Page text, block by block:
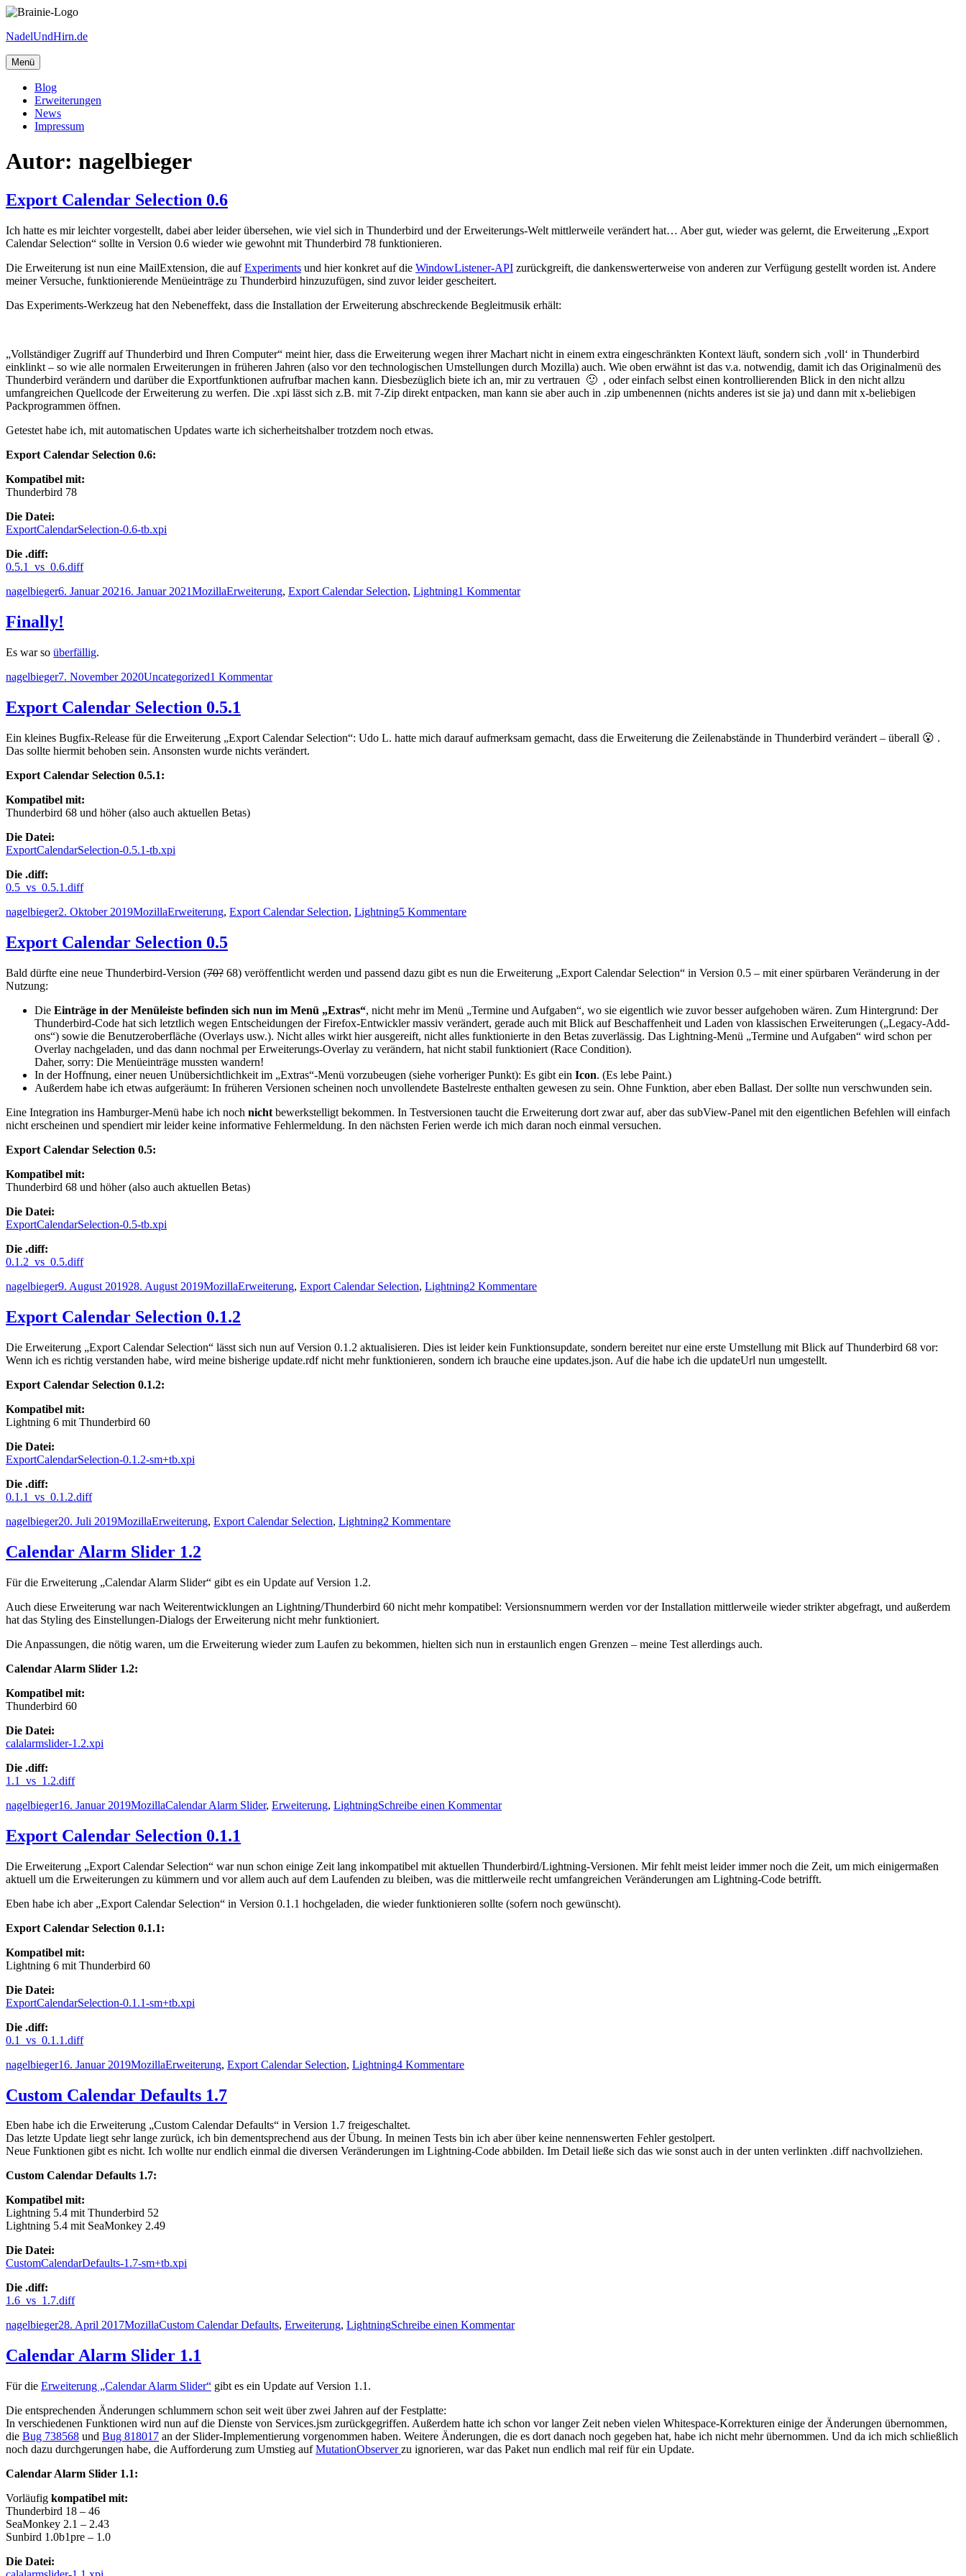
Zum
springen
NadelUndHirn.de
Menü
Blog
Erweiterungen
News
Impressum
Autor: nagelbieger
Export Calendar Selection 0.6
Ich hatte es mir leichter vorgestellt, dabei aber leider übersehen, wie viel sich in Thunderbird und der Erweiterungs-Welt mittlerweile verändert hat… Aber gut, wieder was gelernt, die Erweiterung „Export
Calendar Selection“ sollte in Version 0.6 wieder wie gewohnt mit Thunderbird 78 funktionieren.
Die Erweiterung ist nun eine MailExtension, die aufExperiments und hier konkret auf die WindowListener-API zurückgreift, die dankenswerterweise von anderen zur Verfügung gestellt worden ist. Andere
meiner Versuche, funktionierende Menüeinträge zu Thunderbird hinzuzufügen, sind zuvor leider gescheitert.
Das Experiments-Werkzeug hat den Nebeneffekt, dass die Installation der Erweiterung abschreckende Begleitmusik erhält:
„Vollständiger Zugriff auf Thunderbird und Ihren Computer“ meint hier, dass die Erweiterung wegen ihrer Machart nicht in einem extra eingeschränkten Kontext läuft, sondern sich ‚voll‘ in Thunderbird
einklinkt – so wie alle normalen Erweiterungen in früheren Jahren (also vor den technologischen Umstellungen durch Mozilla) auch. Wie oben erwähnt ist das v.a. notwendig, damit ich das Originalmenü des
Thunderbird verändern und darüber die Exportfunktionen aufrufbar machen kann. Diesbezüglich biete ich an, mir zu vertrauen 🙂 , oder einfach selbst einen kontrollierenden Blick in den nicht allzu
umfangreichen Quellcode der Erweiterung zu werfen. Die .xpi lässt sich z.B. mit 7-Zip direkt entpacken, man kann sie aber auch in .zip umbenennen (nichts anderes ist sie ja) und dann mit x-beliebigen
Packprogrammen öffnen.
Getestet habe ich, mit automatischen Updates warte ich sicherheitshalber trotzdem noch etwas.
Export Calendar Selection 0.6:
Kompatibel mit:
Thunderbird 78
Die Datei:
ExportCalendarSelection-0.6-tb.xpi
Die .diff:
0.5.1_vs_0.6.diff
Autor
nagelbiegerVeröffentlicht
6. Januar 20216. Januar 2021Kategorien
MozillaSchlagwörter
Erweiterung, Export Calendar Selection, Lightning1 Kommentarzu
Finally!
Es war so überfällig.
Autor
nagelbiegerVeröffentlicht
7. November 2020Kategorien
Uncategorized1 Kommentarzu
Export Calendar Selection 0.5.1
Ein kleines Bugfix-Release für die Erweiterung „Export Calendar Selection“: Udo L. hatte mich darauf aufmerksam gemacht, dass die Erweiterung die Zeilenabstände in Thunderbird verändert – überall 😮 .
Das sollte hiermit behoben sein. Ansonsten wurde nichts verändert.
Export Calendar Selection 0.5.1:
Kompatibel mit:
Thunderbird 68 und höher (also auch aktuellen Betas)
Die Datei:
ExportCalendarSelection-0.5.1-tb.xpi
Die .diff:
0.5_vs_0.5.1.diff
Autor
nagelbiegerVeröffentlicht
2. Oktober 2019Kategorien
MozillaSchlagwörter
Erweiterung, Export Calendar Selection, Lightning5 Kommentarezu
Export Calendar Selection 0.5
Bald dürfte eine neue Thunderbird-Version (70? 68) veröffentlicht werden und passend dazu gibt es nun die Erweiterung „Export Calendar Selection“ in Version 0.5 – mit einer spürbaren Veränderung in der
Nutzung:
Die Einträge in der Menüleiste befinden sich nun im Menü „Extras“, nicht mehr im Menü „Termine und Aufgaben“, wo sie eigentlich wie zuvor besser aufgehoben wären. Zum Hintergrund: Der
Thunderbird-Code hat sich letztlich wegen Entscheidungen der Firefox-Entwickler massiv verändert, gerade auch mit Blick auf Beschaffenheit und Laden von klassischen Erweiterungen („Legacy-Add-
ons“) sowie die Benutzeroberfläche (Overlays usw.). Nicht alles wirkt hier ausgereift, nicht alles funktionierte in den Betas zuverlässig. Das Lightning-Menü „Termine und Aufgaben“ wird schon per
Overlay nachgeladen, und das dann nochmal per Erweiterungs-Overlay zu verändern, hat nicht stabil funktioniert (Race Condition).
Daher, sorry: Die Menüeinträge mussten wandern!
In der Hoffnung, einer neuen Unübersichtlichkeit im „Extras“-Menü vorzubeugen (siehe vorheriger Punkt): Es gibt ein Icon. (Es lebe Paint.)
Außerdem habe ich etwas aufgeräumt: In früheren Versionen scheinen noch unvollendete Bastelreste enthalten gewesen zu sein. Ohne Funktion, aber eben Ballast. Der sollte nun verschwunden sein.
Eine Integration ins Hamburger-Menü habe ich noch nicht bewerkstelligt bekommen. In Testversionen taucht die Erweiterung dort zwar auf, aber das subView-Panel mit den eigentlichen Befehlen will einfach
nicht erscheinen und spendiert mir leider keine informative Fehlermeldung. In den nächsten Ferien werde ich mich daran noch einmal versuchen.
Export Calendar Selection 0.5:
Kompatibel mit:
Thunderbird 68 und höher (also auch aktuellen Betas)
Die Datei:
ExportCalendarSelection-0.5-tb.xpi
Die .diff:
0.1.2_vs_0.5.diff
Autor
nagelbiegerVeröffentlicht
9. August 201928. August 2019Kategorien
MozillaSchlagwörter
Erweiterung, Export Calendar Selection, Lightning2 Kommentarezu
Export Calendar Selection 0.1.2
Die Erweiterung „Export Calendar Selection“ lässt sich nun auf Version 0.1.2 aktualisieren. Dies ist leider kein Funktionsupdate, sondern bereitet nur eine erste Umstellung mit Blick auf Thunderbird 68 vor:
Wenn ich es richtig verstanden habe, wird meine bisherige update.rdf nicht mehr funktionieren, sondern ich brauche eine updates.json. Auf die habe ich die updateUrl nun umgestellt.
Export Calendar Selection 0.1.2:
Kompatibel mit:
Lightning 6 mit Thunderbird 60
Die Datei:
ExportCalendarSelection-0.1.2-sm+tb.xpi
Die .diff:
0.1.1_vs_0.1.2.diff
Autor
nagelbiegerVeröffentlicht
20. Juli 2019Kategorien
MozillaSchlagwörter
Erweiterung, Export Calendar Selection, Lightning2 Kommentarezu
Calendar Alarm Slider 1.2
Für die Erweiterung „Calendar Alarm Slider“ gibt es ein Update auf Version 1.2.
Auch diese Erweiterung war nach Weiterentwicklungen an Lightning/Thunderbird 60 nicht mehr kompatibel: Versionsnummern werden vor der Installation mittlerweile wieder strikter abgefragt, und außerdem
hat das Styling des Einstellungen-Dialogs der Erweiterung nicht mehr funktioniert.
Die Anpassungen, die nötig waren, um die Erweiterung wieder zum Laufen zu bekommen, hielten sich nun in erstaunlich engen Grenzen – meine Test allerdings auch.
Calendar Alarm Slider 1.2:
Kompatibel mit:
Thunderbird 60
Die Datei:
calalarmslider-1.2.xpi
Die .diff:
1.1_vs_1.2.diff
Autor
nagelbiegerVeröffentlicht
16. Januar 2019Kategorien
MozillaSchlagwörter
Calendar Alarm Slider, Erweiterung, LightningSchreibe einen Kommentarzu
Export Calendar Selection 0.1.1
Die Erweiterung „Export Calendar Selection“ war nun schon einige Zeit lang inkompatibel mit aktuellen Thunderbird/Lightning-Versionen. Mir fehlt meist leider immer noch die Zeit, um mich einigermaßen
aktuell um die Erweiterungen zu kümmern und vor allem auch auf dem Laufenden zu bleiben, was die mittlerweile recht umfangreichen Veränderungen am Lightning-Code betrifft.
Eben habe ich aber „Export Calendar Selection“ in Version 0.1.1 hochgeladen, die wieder funktionieren sollte (sofern noch gewünscht).
Export Calendar Selection 0.1.1:
Kompatibel mit:
Lightning 6 mit Thunderbird 60
Die Datei:
ExportCalendarSelection-0.1.1-sm+tb.xpi
Die .diff:
0.1_vs_0.1.1.diff
Autor
nagelbiegerVeröffentlicht
16. Januar 2019Kategorien
MozillaSchlagwörter
Erweiterung, Export Calendar Selection, Lightning4 Kommentarezu
Custom Calendar Defaults 1.7
Eben habe ich die Erweiterung „Custom Calendar Defaults“ in Version 1.7 freigeschaltet.
Das letzte Update liegt sehr lange zurück, ich bin dementsprechend aus der Übung. In meinen Tests bin ich aber über keine nennenswerten Fehler gestolpert.
Neue Funktionen gibt es nicht. Ich wollte nur endlich einmal die diversen Veränderungen im Lightning-Code abbilden. Im Detail ließe sich das wie sonst auch in der unten verlinkten .diff nachvollziehen.
Custom Calendar Defaults 1.7:
Kompatibel mit:
Lightning 5.4 mit Thunderbird 52
Lightning 5.4 mit SeaMonkey 2.49
Die Datei:
CustomCalendarDefaults-1.7-sm+tb.xpi
Die .diff:
1.6_vs_1.7.diff
Autor
nagelbiegerVeröffentlicht
28. April 2017Kategorien
MozillaSchlagwörter
Custom Calendar Defaults, Erweiterung, LightningSchreibe einen Kommentarzu
Calendar Alarm Slider 1.1
Für die Erweiterung „Calendar Alarm Slider“ gibt es ein Update auf Version 1.1.
Die entsprechenden Änderungen schlummern schon seit weit über zwei Jahren auf der Festplatte:
In verschiedenen Funktionen wird nun auf die Dienste von Services.jsm zurückgegriffen. Außerdem hatte ich schon vor langer Zeit neben vielen Whitespace-Korrekturen einige der Änderungen übernommen,
die Bug 738568 und Bug 818017 an der Slider-Implementierung vorgenommen haben. Weitere Änderungen, die es dort danach noch gegeben hat, habe ich nicht mehr übernommen. Und da ich mich schließlich
noch dazu durchgerungen habe, die Aufforderung zum Umstieg aufMutationObserverzu ignorieren, war das Paket nun endlich mal reif für ein Update.
Calendar Alarm Slider 1.1:
Vorläufig kompatibel mit:
Thunderbird 18 – 46
SeaMonkey 2.1 – 2.43
Sunbird 1.0b1pre – 1.0
Die Datei: